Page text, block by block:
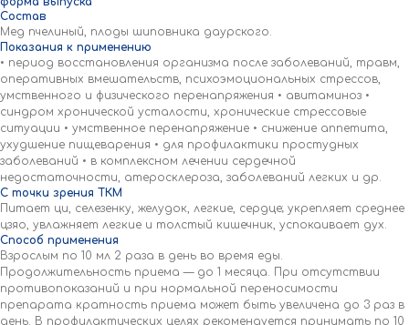
Состав
Мед пчелиный, плоды шиповника даурского.
Показания к применению
• период восстановления организма после заболеваний, травм,
оперативных вмешательств, психоэмоциональных стрессов,
умственного и физического перенапряжения • авитаминоз •
синдром хронической усталости, хронические стрессовые
ситуации • умственное перенапряжение • снижение аппетита,
ухудшение пищеварения • для профилактики простудных
заболеваний • в комплексном лечении сердечной
недостаточности, атеросклероза, заболеваний легких и др.
С точки зрения ТКМ
Питает ци, селезенку, желудок, легкие, сердце; укрепляет среднее
цзяо, увлажняет легкие и толстый кишечник, успокаивает дух.
Способ применения
Взрослым по 10 мл 2 раза в день во время еды.
Продолжительность приема — до 1 месяца. При отсутствии
противопоказаний и при нормальной переносимости
препарата кратность приема может быть увеличена до 3 раз в
день. В профилактических целях рекомендуется принимать по 10